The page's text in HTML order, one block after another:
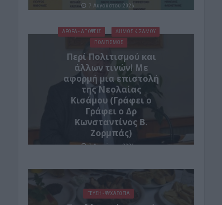
7 Αυγούστου 2026
ΑΡΘΡΑ - ΑΠΟΨΕΙΣ
ΔΉΜΟΣ ΚΙΣΆΜΟΥ
ΠΟΛΙΤΙΣΜΟΣ
Περί Πολιτισμού και
άλλων τινών! Mε
αφορμή μια επιστολή
της Νεολαίας
Κισάμου (Γράφει ο
Γράφει ο Δρ
Κωνσταντίνος Β.
Ζορμπάς)
7 Αυγούστου 2026
ΓΕΎΣΗ - ΨΥΧΑΓΩΓΊΑ